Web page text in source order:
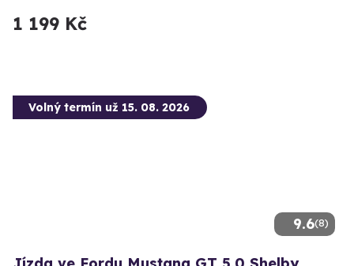
1 199 Kč
9.6(8)
Volný termín už 15. 08. 2026